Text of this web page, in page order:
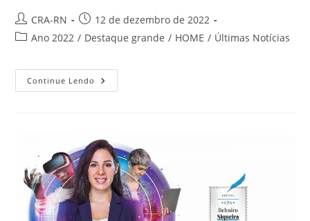
Autor
do
CRA-RN
Post
publicado:
12 de dezembro de 2022
Categoria
post:
Ano 2022 / Destaque grande / HOME / Últimas Notícias
Continue Lendo Horário
De
Em
14/12/2022